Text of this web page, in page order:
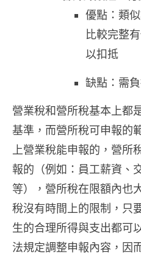
優點：類
比較完整
以扣抵
缺點：需
營業稅和營所稅基本上都
基準，而營所稅可申報的
上營業稅能申報的，營所
報的（例如：員工薪資、
等），營所稅在限額內也
稅沒有時間上的限制，只
生的合理所得與支出都可
法規定調整申報內容，因